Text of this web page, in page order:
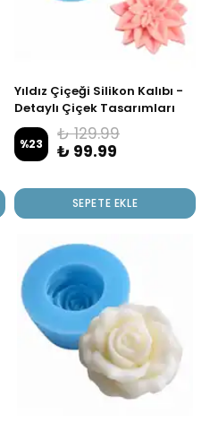
Yıldız Çiçeği Silikon Kalıbı -
Detaylı Çiçek Tasarımları
İçin
%23
₺ 129.99
₺ 99.99
SEPETE EKLE